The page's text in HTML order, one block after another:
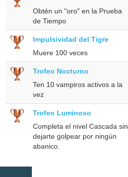
Obtén un "oro" en la Prueba
de Tiempo
Impulsividad del Tigre
Muere 100 veces
Trofeo Nocturno
Ten 10 vampiros activos a la
vez
Trofeo Luminoso
Completa el nivel Cascada sin
dejarte golpear por ningún
abanico.